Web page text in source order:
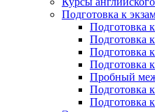
Подготовка к
Подготовка
Подготовка
Подготовка
Подготовка
Пробный
Подготовка
Подготовка